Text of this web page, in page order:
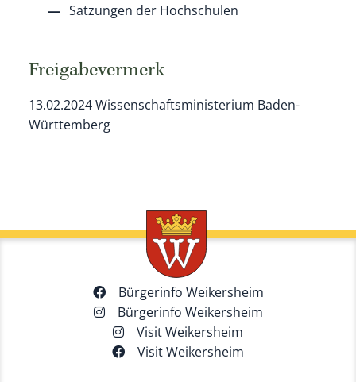
Satzungen der Hochschulen
Freigabevermerk
13.02.2024Wissenschaftsministerium Baden-
Württemberg
Bürgerinfo Weikersheim
Bürgerinfo Weikersheim
Visit Weikersheim
Visit Weikersheim